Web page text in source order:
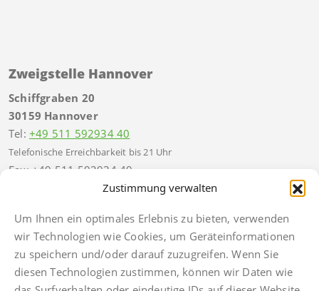
Zustimmung verwalten
Um Ihnen ein optimales Erlebnis zu bieten, verwenden
wir Technologien wie Cookies, um Geräteinformationen
zu speichern und/oder darauf zuzugreifen. Wenn Sie
diesen Technologien zustimmen, können wir Daten wie
Zweigstelle Hannover
Schiffgraben 20
30159 Hannover
Tel: +49 511 592934 40
Telefonische Erreichbarkeit bis 21 Uhr
Fax: +49 511 592934 49
hannover@finkbeiner-kanzlei.de
Impressum
Datenschutz